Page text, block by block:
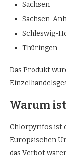
Sachsen
Sachsen-
Schleswig-
Thüringen
Das Produkt
Warum
Chlorpyrifos ist
Europäischen
das Verbot